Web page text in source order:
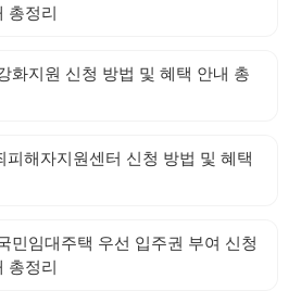
총정리
화지원 신청 방법 및 혜택 안내 총
피해자지원센터 신청 방법 및 혜택
민임대주택 우선 입주권 부여 신청
총정리